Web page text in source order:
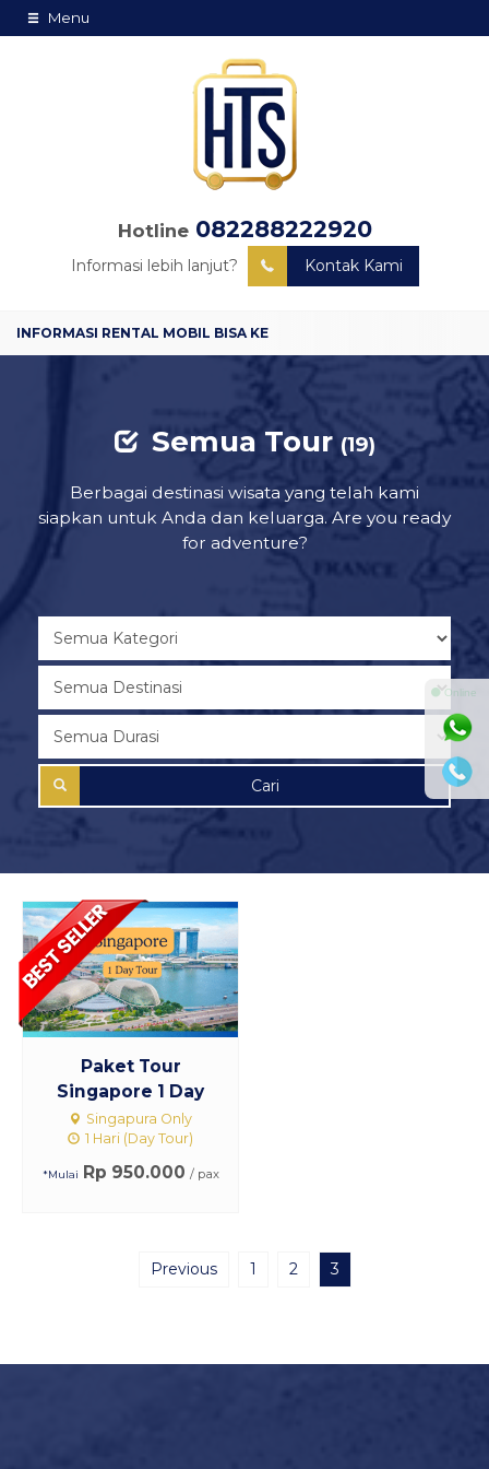
Menu
Hotline 082288222920
Informasi lebih lanjut? Kontak Kami
Semua Tour (19)
Berbagai destinasi wisata yang telah kami
siapkan untuk Anda dan keluarga. Are you ready
for adventure?
Cari
Paket Tour
Singapore 1 Day
Singapura Only
1 Hari (Day Tour)
*Mulai Rp 950.000 / pax
Previous 1 2 3
⚫ Online